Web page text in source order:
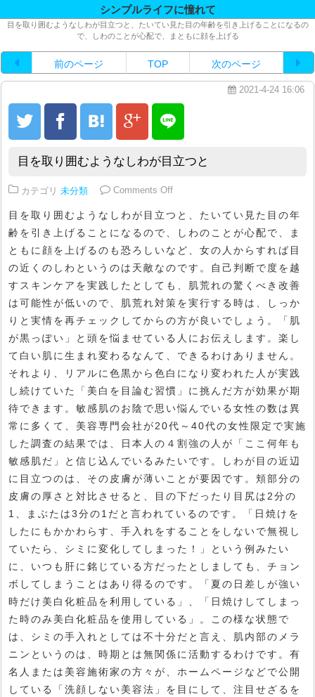
シンプルライフに憧れて
目を取り囲むようなしわが目立つと、たいてい見た目の年齢を引き上げることになるの
で、しわのことが心配で、まともに顔を上げる
前のページ TOP 次のページ
2021-4-24 16:06
目を取り囲むようなしわが目立つと
カテゴリ 未分類 Comments Offon 目を取り囲むようなしわが目立
目を取り囲むようなしわが目立つと、たいてい見た目の年
齢を引き上げることになるので、しわのことが心配で、ま
ともに顔を上げるのも恐ろしいなど、女の人からすれば目
の近くのしわというのは天敵なのです。自己判断で度を越
すスキンケアを実践したとしても、肌荒れの驚くべき改善
は可能性が低いので、肌荒れ対策を実行する時は、しっか
りと実情を再チェックしてからの方が良いでしょう。「肌
が黒っぽい」と頭を悩ませている人にお伝えします。楽し
て白い肌に生まれ変わるなんて、できるわけありません。
それより、リアルに色黒から色白になり変われた人が実践
し続けていた「美白を目論む習慣」に挑んだ方が効果が期
待できます。敏感肌のお陰で思い悩んでいる女性の数は異
常に多くて、美容専門会社が20代～40代の女性限定で実施
した調査の結果では、日本人の４割強の人が「ここ何年も
敏感肌だ」と信じ込んでいるみたいです。しわが目の近辺
に目立つのは、その皮膚が薄いことが要因です。頬部分の
皮膚の厚さと対比させると、目の下だったり目尻は2分の
1、まぶたは3分の1だと言われているのです。「日焼けを
したにもかかわらす、手入れをすることをしないで無視し
ていたら、シミに変化してしまった！」という例みたい
に、いつも肝に銘じている方だったとしましても、チョン
ボしてしまうことはあり得るのです。「夏の日差しが強い
時だけ美白化粧品を利用している」、「日焼けしてしまっ
た時のみ美白化粧品を使用している」。この様な状態で
は、シミの手入れとしては不十分だと言え、肌内部のメラ
ニンというのは、時期とは無関係に活動するわけです。有
名人または美容施術家の方々が、ホームページなどで公開
している「洗顔しない美容法」を目にして、注目せざるを